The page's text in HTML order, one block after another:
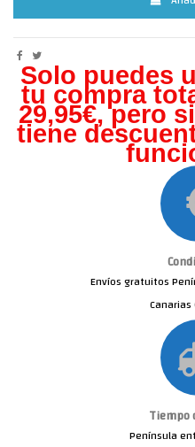
Solo puedes
tu compra
29,95€, pero s
tiene
Envíos gratuitos
Tiempo
Península